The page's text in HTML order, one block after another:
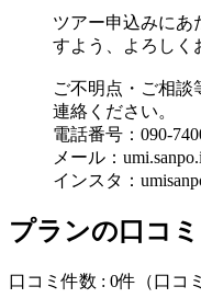
ツアー申込みにあ
すよう、よろしく
ご不明点・ご相談
連絡ください。
電話番号：090-
メール：
インスタ：
プランの口コミ
口コミ件数 : 0件 （口コ